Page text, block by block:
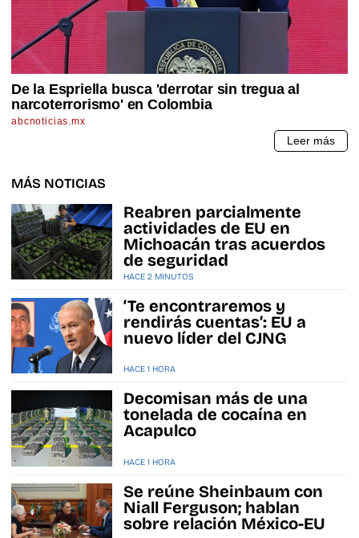
MÁS NOTICIAS
Reabren parcialmente
actividades de EU en
Michoacán tras acuerdos
de seguridad
HACE 2 MINUTOS
‘Te encontraremos y
rendirás cuentas’: EU a
nuevo líder del CJNG
HACE 1 HORA
Decomisan más de una
tonelada de cocaína en
Acapulco
HACE 1 HORA
Se reúne Sheinbaum con
Niall Ferguson; hablan
sobre relación México-EU